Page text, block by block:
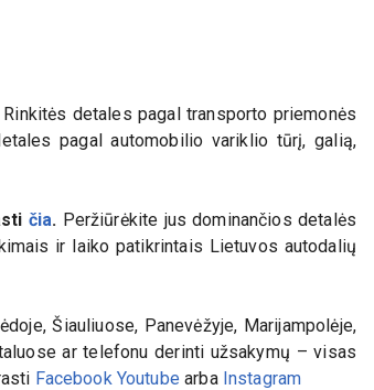
detales pagal transporto priemonės
pagal automobilio variklio tūrį, galią,
čia. Peržiūrėkite jus dominančios detalės
ir laiko patikrintais Lietuvos autodalių
Šiauliuose, Panevėžyje, Marijampolėje,
ar telefonu derinti užsakymų – visas
Facebook Youtube arba Instagram